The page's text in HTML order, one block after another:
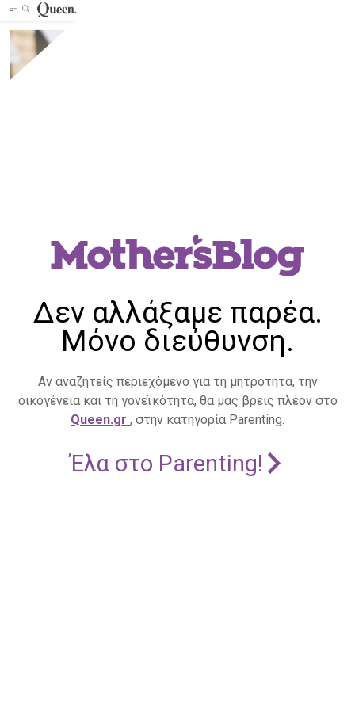
Δεν αλλάξαμε παρέα.
Μόνο διεύθυνση.
Αν αναζητείς περιεχόμενο για τη μητρότητα, την
οικογένεια και τη γονεϊκότητα, θα μας βρεις πλέον στο
Queen.gr , στην κατηγορία Parenting.
Έλα στο Parenting!